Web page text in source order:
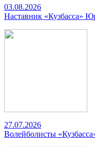
03.08.2026
Наставник «Кузбасса»
27.07.2026
Волейболисты